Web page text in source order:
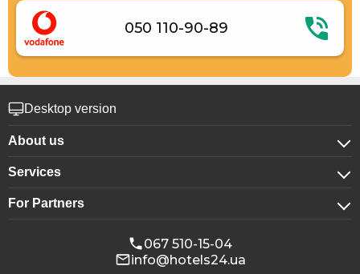
050 110-90-89
Desktop version
About us
About company
Confidentiality
Services
For corporate clients
Booking for groups
Conference halls
For Partners
Affiliate program
067 510-15-04
info@hotels24.ua